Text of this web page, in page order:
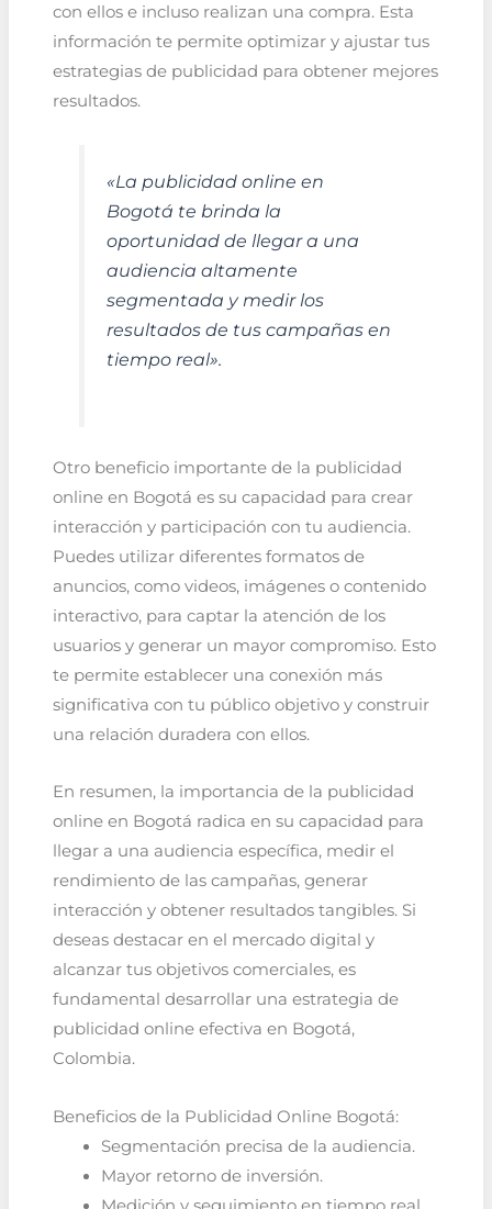
con ellos e incluso realizan una compra. Esta
información te permite optimizar y ajustar tus
estrategias de publicidad para obtener mejores
resultados.
«La publicidad online en
Bogotá te brinda la
oportunidad de llegar a una
audiencia altamente
segmentada y medir los
resultados de tus campañas en
tiempo real».
Otro beneficio importante de la publicidad
online en Bogotá es su capacidad para crear
interacción y participación con tu audiencia.
Puedes utilizar diferentes formatos de
anuncios, como videos, imágenes o contenido
interactivo, para captar la atención de los
usuarios y generar un mayor compromiso. Esto
te permite establecer una conexión más
significativa con tu público objetivo y construir
una relación duradera con ellos.
En resumen, la importancia de la publicidad
online en Bogotá radica en su capacidad para
llegar a una audiencia específica, medir el
rendimiento de las campañas, generar
interacción y obtener resultados tangibles. Si
deseas destacar en el mercado digital y
alcanzar tus objetivos comerciales, es
fundamental desarrollar una estrategia de
publicidad online efectiva en Bogotá,
Colombia.
Beneficios de la Publicidad Online Bogotá:
Segmentación precisa de la audiencia.
Mayor retorno de inversión.